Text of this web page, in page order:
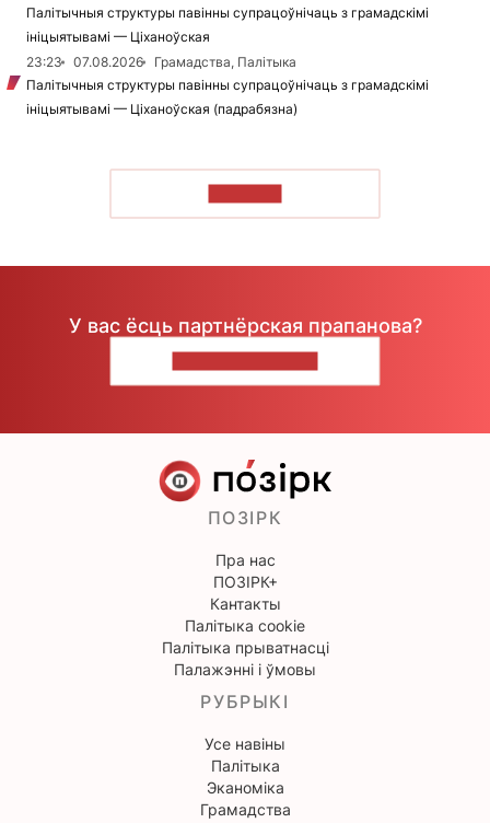
Палітычныя структуры павінны супрацоўнічаць з грамадскімі
ініцыятывамі — Ціханоўская
23:23
07.08.2026
Грамадства, Палітыка
Палітычныя структуры павінны супрацоўнічаць з грамадскімі
ініцыятывамі — Ціханоўская (падрабязна)
У вас ёсць партнёрская прапанова?
ПОЗІРК
Пра нас
ПОЗІРК+
Кантакты
Палітыка cookie
Палітыка прыватнасці
Палажэнні і ўмовы
РУБРЫКІ
Усе навіны
Палітыка
Эканоміка
Грамадства